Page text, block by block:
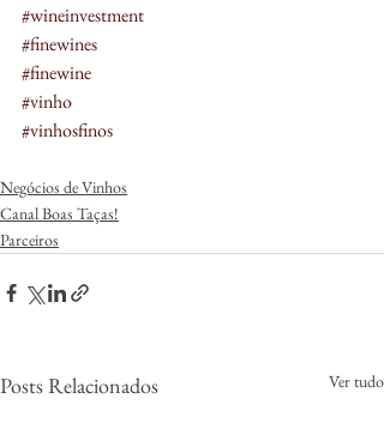
#wineinvestment
#finewines
#finewine
#vinho
#vinhosfinos
Negócios de Vinhos
Canal Boas Taças!
Parceiros
Posts Relacionados Ver tudo